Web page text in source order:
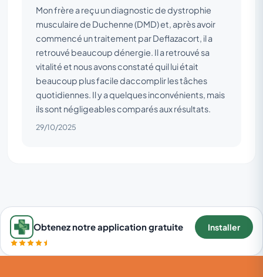
Mon frère a reçu un diagnostic de dystrophie
musculaire de Duchenne (DMD) et, après avoir
commencé un traitement par Deflazacort, il a
retrouvé beaucoup dénergie. Il a retrouvé sa
vitalité et nous avons constaté quil lui était
beaucoup plus facile daccomplir les tâches
quotidiennes. Il y a quelques inconvénients, mais
ils sont négligeables comparés aux résultats.
29/10/2025
Obtenez notre application gratuite Installer